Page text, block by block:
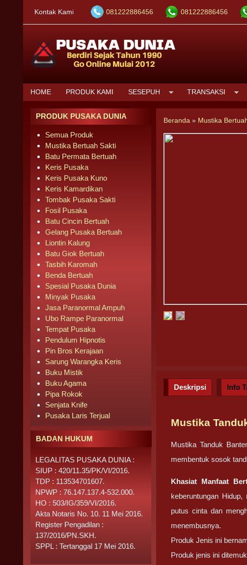
Kontak Kami 081222886456 081222886456
HOME PRODUK KAMI SESEPUH TRANSAKSI
Beranda » Mustika
Deskripsi Info
Mustika
Mustika Tanduk
membentuk sosok
Khasiat Manfaat
keberuntungan
putus cinta dan
menembusnya.
Produk Jenis ini
Produk jenis ini
PRODUK PUSAKA DUNIA
Semua Produk
Mustika Bertuah Sakti
Batu Permata Bertuah
Keris Pusaka
Keris Pusaka Kuno
Keris Kamardikan
Tombak Pusaka Sakti
Fosil Pusaka
Batu Cincin Bertuah
Gelang Pusaka Bertuah
Liontin Kalung
Batu Giok Bertuah
Tasbih Karomah
Benda Bertuah
Spesial Pusaka Dunia
Minyak Pusaka
Jasa Paranormal Ampuh
Ubo Rampe Paranormal
Tempat Pusaka
Pendulum Hipnotis
Pin Bros Kerajaan
Sarung Warangka Keris
Buku Mistik
Buku Agama
Pipa Rokok
Senjata Knife
Pusaka Laris Terjual
BADAN HUKUM
LEGALITAS PUSAKA DUNIA :
SIUP : 420/11.35/PK/VI/2016.
TDP : 113534701607.
NPWP : 76.147.137.4-532.000.
HO : 503/IG/359/VI/2016.
Akta Notaris No. 10. 11 Mei 2016.
Register Pengadilan :
137/2016/PN.SKH.
SPPL : Tertanggal 17 Mei 2016.